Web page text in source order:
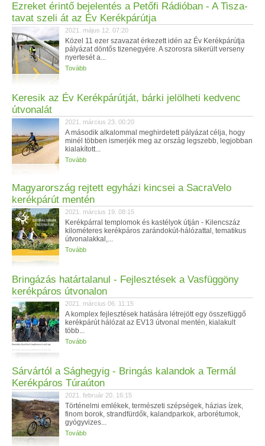
Ezreket érintő bejelentés a Petőfi Rádióban - A Tisza-
tavat szeli át az Év Kerékpárútja
2021. május 12. 07:20
Közel 11 ezer szavazat érkezett idén az Év Kerékpárútja
pályázat döntős tizenegyére. A szorosra sikerült verseny
nyertesét a...
Tovább
Keresik az Év Kerékpárútját, bárki jelölheti kedvenc
útvonalát
2021. március 23. 00:20
A második alkalommal meghirdetett pályázat célja, hogy
minél többen ismerjék meg az ország legszebb, legjobban
kialakított...
Tovább
Magyarország rejtett egyházi kincsei a SacraVelo
kerékpárút mentén
2021. március 19. 08:15
Kerékpárral templomok és kastélyok útján - Kilencszáz
kilométeres kerékpáros zarándokút-hálózattal, tematikus
útvonalakkal,...
Tovább
Bringázás határtalanul - Fejlesztések a Vasfüggöny
kerékpáros útvonalon
2021. március 06. 11:15
A komplex fejlesztések hatására létrejött egy összefüggő
kerékpárút hálózat az EV13 útvonal mentén, kialakult
több...
Tovább
Sárvártól a Sághegyig - Bringás kalandok a Termál
Kerékpáros Túraúton
2021. február 20. 16:15
Történelmi emlékek, természeti szépségek, házias ízek,
finom borok, strandfürdők, kalandparkok, arborétumok,
gyógyvizes...
Tovább